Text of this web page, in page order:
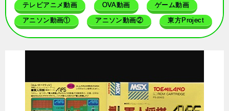
テレビアニメ動画 OVA動画 ゲーム動画
アニソン動画① アニソン動画② 東方Project